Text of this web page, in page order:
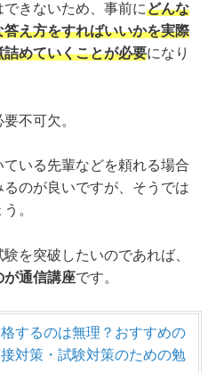
きないため、事前にどんな
え方をすればいいかを実際
めていくことが必要になり
不可欠。
いる先輩などを頼れる場合
のが良いですが、そうでは
。
を突破したいのであれば、
が通信講座です。
するのは無理？おすすめの
対策・試験対策のための勉